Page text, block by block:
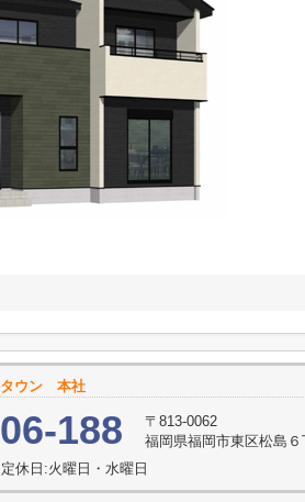
タウン 本社
188
〒813-0062
福岡県福岡市東区松島６
休日:火曜日・水曜日